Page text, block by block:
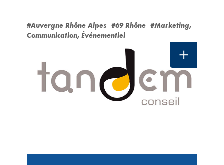
#Auvergne Rhône Alpes #69 Rhône #Marketing,
Communication, Événementiel